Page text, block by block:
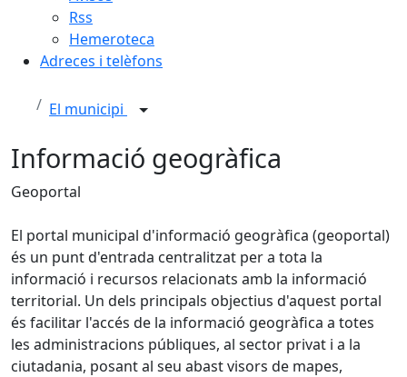
Rss
Hemeroteca
Adreces i telèfons
El municipi
Informació geogràfica
Geoportal
El portal municipal d'informació geogràfica (geoportal)
és un punt d'entrada centralitzat per a tota la
informació i recursos relacionats amb la informació
territorial. Un dels principals objectius d'aquest portal
és facilitar l'accés de la informació geogràfica a totes
les administracions públiques, al sector privat i a la
ciutadania, posant al seu abast visors de mapes,